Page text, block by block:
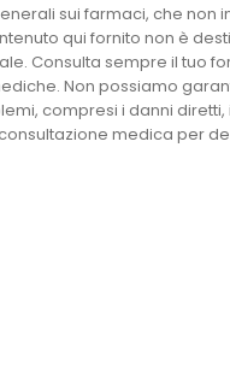
sui farmaci, che
qui fornito non è
Consulta sempre il tuo
Non possiamo
compresi i danni
medica per